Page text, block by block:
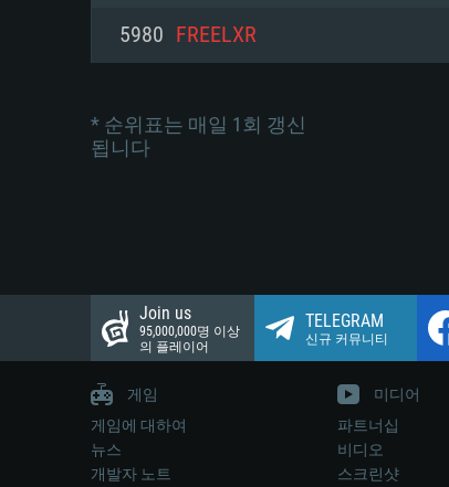
5980 FREELXR
* 순위표는 매일 1회 갱신
됩니다
Join us
95,000,000명 이상
의 플레이어
TELEGRAM
신규 커뮤니티
게임
게임에 대하여
뉴스
개발자 노트
미디어
파트너십
비디오
스크린샷